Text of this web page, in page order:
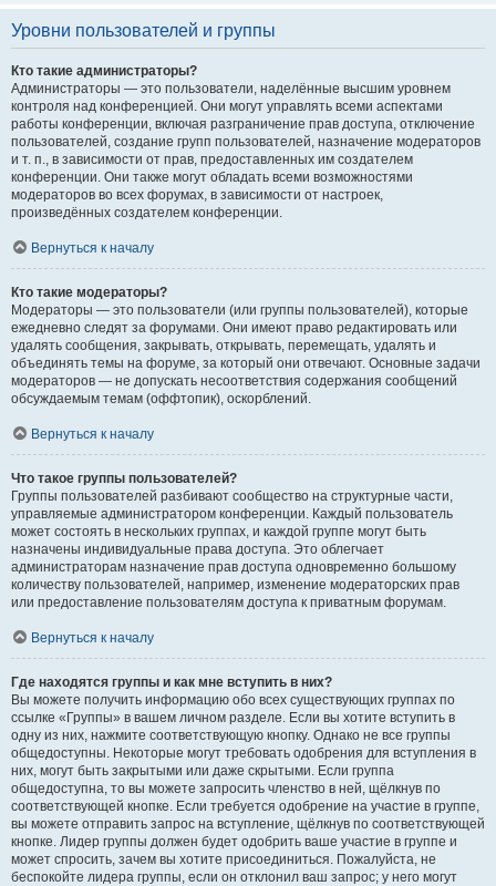
Уровни пользователей и группы
Кто такие администраторы?
Администраторы — это пользователи, наделённые высшим уровнем
контроля над конференцией. Они могут управлять всеми аспектами
работы конференции, включая разграничение прав доступа, отключение
пользователей, создание групп пользователей, назначение модераторов
и т. п., в зависимости от прав, предоставленных им создателем
конференции. Они также могут обладать всеми возможностями
модераторов во всех форумах, в зависимости от настроек,
произведённых создателем конференции.
Вернуться к началу
Кто такие модераторы?
Модераторы — это пользователи (или группы пользователей), которые
ежедневно следят за форумами. Они имеют право редактировать или
удалять сообщения, закрывать, открывать, перемещать, удалять и
объединять темы на форуме, за который они отвечают. Основные задачи
модераторов — не допускать несоответствия содержания сообщений
обсуждаемым темам (оффтопик), оскорблений.
Вернуться к началу
Что такое группы пользователей?
Группы пользователей разбивают сообщество на структурные части,
управляемые администратором конференции. Каждый пользователь
может состоять в нескольких группах, и каждой группе могут быть
назначены индивидуальные права доступа. Это облегчает
администраторам назначение прав доступа одновременно большому
количеству пользователей, например, изменение модераторских прав
или предоставление пользователям доступа к приватным форумам.
Вернуться к началу
Где находятся группы и как мне вступить в них?
Вы можете получить информацию обо всех существующих группах по
ссылке «Группы» в вашем личном разделе. Если вы хотите вступить в
одну из них, нажмите соответствующую кнопку. Однако не все группы
общедоступны. Некоторые могут требовать одобрения для вступления в
них, могут быть закрытыми или даже скрытыми. Если группа
общедоступна, то вы можете запросить членство в ней, щёлкнув по
соответствующей кнопке. Если требуется одобрение на участие в группе,
вы можете отправить запрос на вступление, щёлкнув по соответствующей
кнопке. Лидер группы должен будет одобрить ваше участие в группе и
может спросить, зачем вы хотите присоединиться. Пожалуйста, не
беспокойте лидера группы, если он отклонил ваш запрос; у него могут